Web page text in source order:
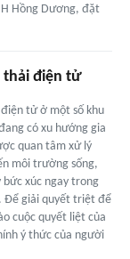
Hồng Dương, đặt
thải điện tử
tử ở một số khu
có xu hướng gia
quan tâm xử lý
môi trường sống,
xúc ngay trong
Để giải quyết triệt để
cuộc quyết liệt của
ý thức của người